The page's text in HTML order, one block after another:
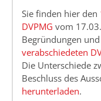
Sie finden hier den
DVPMG vom
Begründungen
verabschiedeten
Die Unterschiede
Beschluss des
herunterladen.